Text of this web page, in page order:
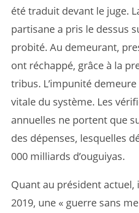
été traduit devant le juge.
partisane a pris le dessus
probité. Au demeurant,
ont réchappé, grâce à la
tribus. L’impunité
vitale du système. Les
annuelles ne portent que
des dépenses, lesquelles
000 milliards d’ouguiyas.
Quant au président actuel,
2019, une « guerre sans